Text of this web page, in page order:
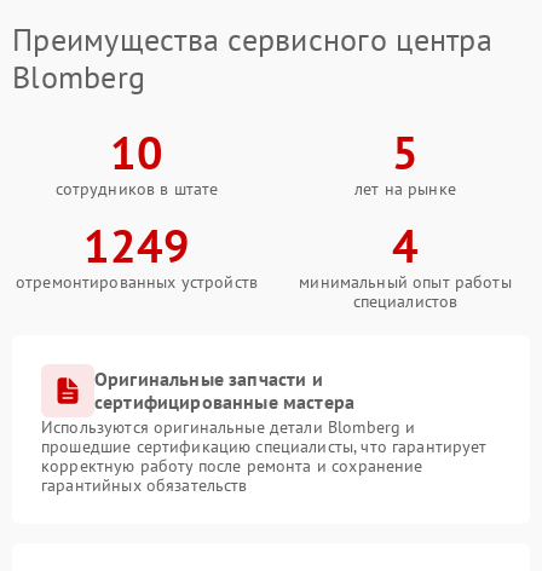
Преимущества сервисного центра
Blomberg
10
сотрудников в штате
5
лет на рынке
1249
отремонтированных устройств
4
минимальный опыт работы
специалистов
Оригинальные запчасти и
сертифицированные мастера
Используются оригинальные детали Blomberg и
прошедшие сертификацию специалисты, что гарантирует
корректную работу после ремонта и сохранение
гарантийных обязательств